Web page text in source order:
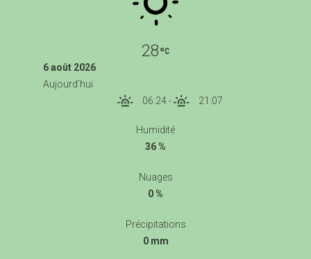
28
6 août 2026
Aujourd'hui
06:24- 21:07
Humidité
36 %
Nuages
0 %
Précipitations
0 mm